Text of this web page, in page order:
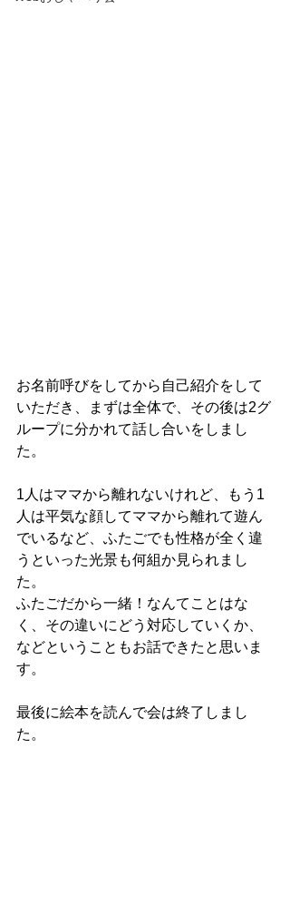
お名前呼びをしてから自己紹介をして
いただき、まずは全体で、その後は2グ
ループに分かれて話し合いをしまし
た。
1人はママから離れないけれど、もう1
人は平気な顔してママから離れて遊ん
でいるなど、ふたごでも性格が全く違
うといった光景も何組か見られまし
た。
ふたごだから一緒！なんてことはな
く、その違いにどう対応していくか、
などということもお話できたと思いま
す。
最後に絵本を読んで会は終了しまし
た。